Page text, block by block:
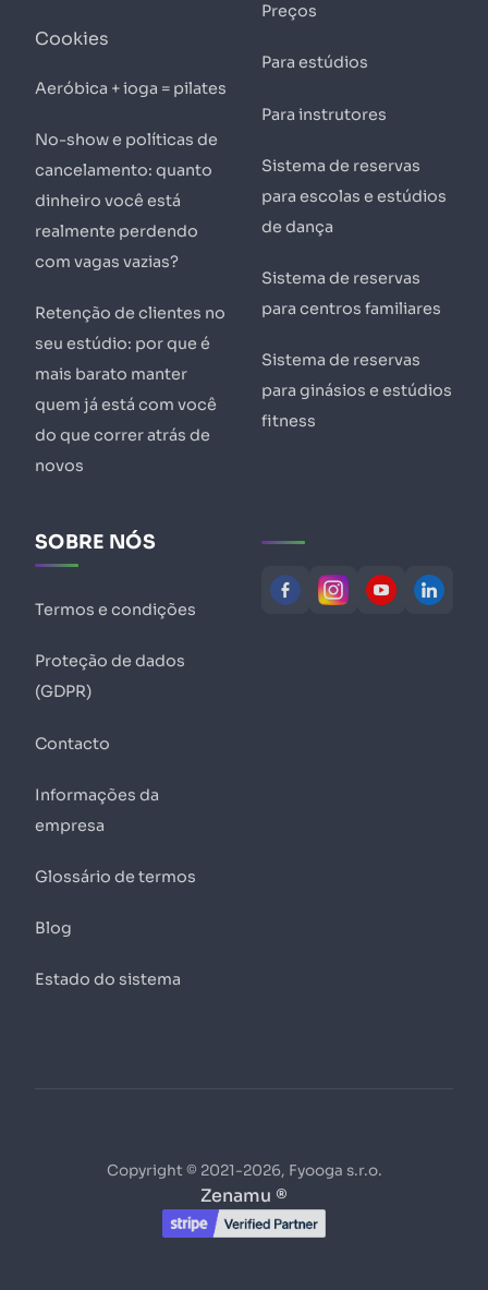
Cookies
Aeróbica + ioga = pilates
No-show e políticas de
cancelamento: quanto
dinheiro você está
realmente perdendo
com vagas vazias?
Retenção de clientes no
seu estúdio: por que é
mais barato manter
quem já está com você
do que correr atrás de
novos
Preços
Para estúdios
Para instrutores
Sistema de reservas
para escolas e estúdios
de dança
Sistema de reservas
para centros familiares
Sistema de reservas
para ginásios e estúdios
fitness
SOBRE NÓS
Termos e condições
Proteção de dados
(GDPR)
Contacto
Informações da
empresa
Glossário de termos
Blog
Estado do sistema
Copyright © 2021-2026, Fyooga s.r.o.
Zenamu ®